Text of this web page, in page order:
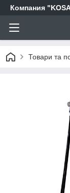
Компания
Товари та